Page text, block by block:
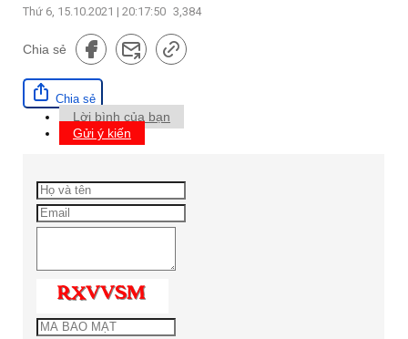
Thứ 6, 15.10.2021 | 20:17:50 3,384
Chia sẻ
Chia sẻ
Lời bình của bạn
Gửi ý kiến